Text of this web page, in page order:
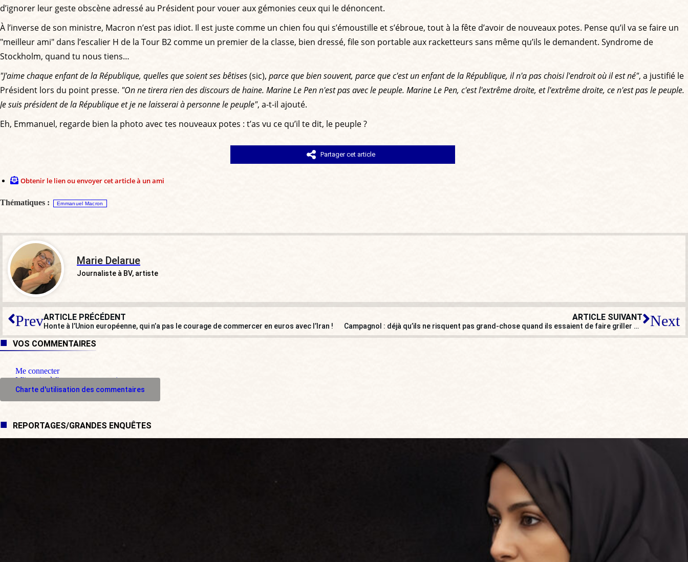
d’ignorer leur geste obscène adressé au Président pour vouer aux gémonies ceux qui le dénoncent.
À l’inverse de son ministre, Macron n’est pas idiot. Il est juste comme un chien fou qui s’émoustille et s’ébroue, tout à la fête d’avoir de nouveaux potes. Pense qu’il va se faire un
"meilleur ami" dans l’escalier H de la Tour B2 comme un premier de la classe, bien dressé, file son portable aux racketteurs sans même qu’ils le demandent. Syndrome de
Stockholm, quand tu nous tiens…
"J'aime chaque enfant de la République, quelles que soient ses bêtises(sic), parce que bien souvent, parce que c'est un enfant de la République, il n'a pas choisi l'endroit où il est né", a justifié le
Président lors du point presse. "On ne tirera rien des discours de haine. Marine Le Pen n'est pas avec le peuple. Marine Le Pen, c'est l'extrême droite, et l'extrême droite, ce n'est pas le peuple.
Je suis président de la République et je ne laisserai à personne le peuple", a-t-il ajouté.
Eh, Emmanuel, regarde bien la photo avec tes nouveaux potes : t’as vu ce qu’il te dit, le peuple ?
Partager cet article
Obtenir le lien ou envoyer cet article à un ami
Thématiques : Emmanuel Macron
Marie Delarue
Journaliste à BV, artiste
PrevARTICLE PRÉCÉDENT
Honte à l’Union européenne, qui n’a pas le courage de commercer en euros avec l’Iran !
ARTICLE SUIVANT
Campagnol : déjà qu’ils ne risquent pas grand-chose quand ils essaient de faire griller des policiers dans leur voiture… Next
VOS COMMENTAIRES
Me connecter
M'inscrire à l'espace commentaire
Charte d'utilisation des commentaires
REPORTAGES/GRANDES ENQUÊTES